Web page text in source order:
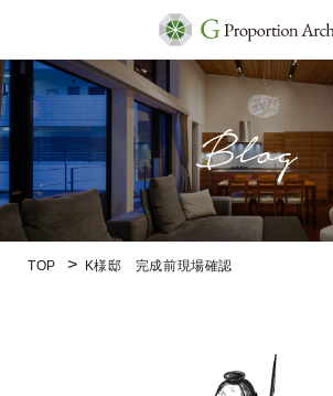
TOP K様邸 完成前現場確認